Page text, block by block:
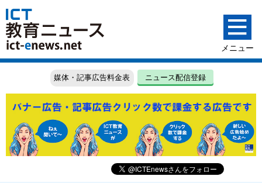
媒体・記事広告料金表 ニュース配信登録